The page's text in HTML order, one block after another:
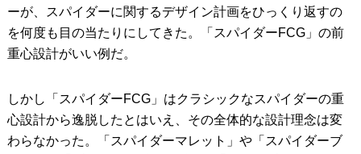
ーが、スパイダーに関するデザイン計画をひっくり返すの
を何度も目の当たりにしてきた。「スパイダーFCG」の前
重心設計がいい例だ。
しかし「スパイダーFCG」はクラシックなスパイダーの重
心設計から逸脱したとはいえ、その全体的な設計理念は変
わらなかった。「スパイダーマレット」や「スパイダーブ
Editor’s Picks 編集部のおすすめ
Our Team 私たちのチーム
Our Mission 私たちの使命
ABOUT US MyGolfSpyJapanとは？